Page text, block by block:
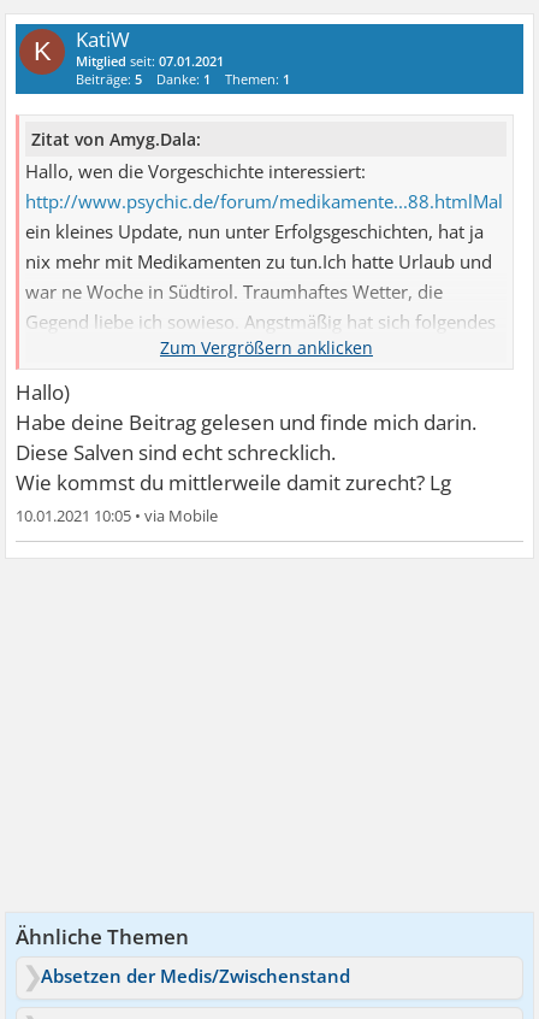
K KatiW
Mitglied seit:07.01.2021
Beiträge:5 Danke: 1 Themen: 1
Zitat von Amyg.Dala:
Hallo, wen die Vorgeschichte interessiert:
http://www.psychic.de/forum/medikamente...88.htmlMal
ein kleines Update, nun unter Erfolgsgeschichten, hat ja
nix mehr mit Medikamenten zu tun.Ich hatte Urlaub und
war ne Woche in Südtirol. Traumhaftes Wetter, die
Gegend liebe ich sowieso. Angstmäßig hat sich folgendes
getan: Auf der Hinfahrt hatte ich wieder heftige
Herzstolperer und Salven (ca. 15 sec.), die machen mich
irre, weil ich dann denke, "die hat der Kardio noch nie auf
einem EKG gesehen, bestimmt bringen die mich
irgendwann um". Jugend forscht im Internet: Na klar, so
Hallo)
Habe deine Beitrag gelesen und finde mich darin.
Diese Salven sind echt schrecklich.
Wie kommst du mittlerweile damit zurecht? Lg
10.01.2021 10:05 •
Ähnliche Themen
Absetzen der Medis/Zwischenstand